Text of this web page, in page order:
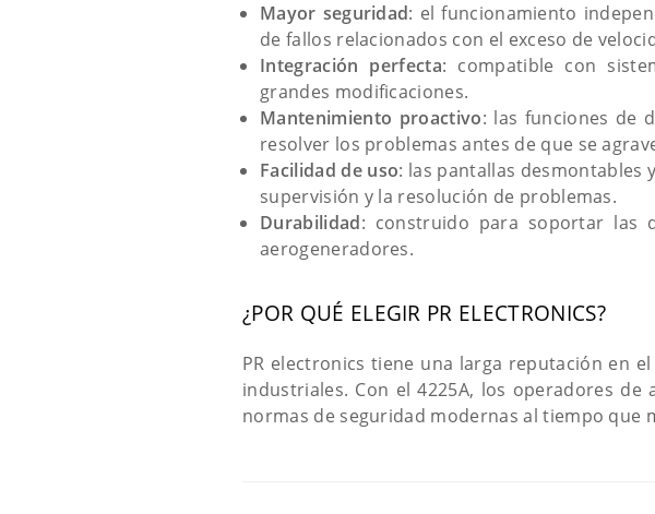
Mayor seguridad: el funcionamiento
de fallos relacionados con el exceso de
Integración perfecta: compatible con
grandes modificaciones.
Mantenimiento proactivo: las funciones de
resolver los problemas antes de que se
Facilidad de uso: las pantallas desmontables
supervisión y la resolución de problemas.
Durabilidad: construido para soportar las
aerogeneradores.
¿POR QUÉ ELEGIR PR ELECTRONICS?
PR electronics tiene una larga reputación en
industriales. Con el 4225A, los operadores
normas de seguridad modernas al tiempo que